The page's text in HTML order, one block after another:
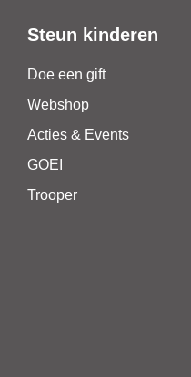
Steun kinderen
Doe een gift
Webshop
Acties & Events
GOEI
Trooper